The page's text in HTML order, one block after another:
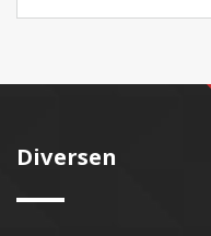
Diversen